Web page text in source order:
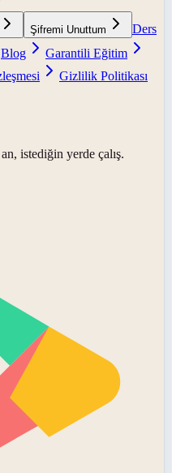
Şifremi Unuttum
Ders
Blog
Garantili Eğitim
Gizlilik Politikası
istediğin yerde çalış.